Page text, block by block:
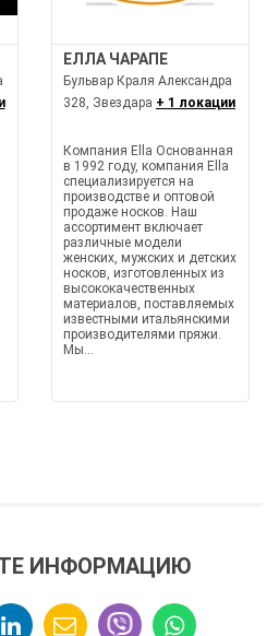
ЕЛЛА ЧАРАПЕ
Бульвар Краля Александра
328, Звездара + 1 локации
Компания Ella Основанная
в 1992 году, компания Ella
специализируется на
производстве и оптовой
продаже носков. Наш
ассортимент включает
различные модели
женских, мужских и детских
носков, изготовленных из
высококачественных
материалов, поставляемых
известными итальянскими
производителями пряжи.
Мы...
ИНФОРМАЦИЮ